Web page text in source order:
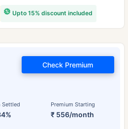
Upto 15% discount included
Settled Premium Starting
₹ 556/month
Check Premium